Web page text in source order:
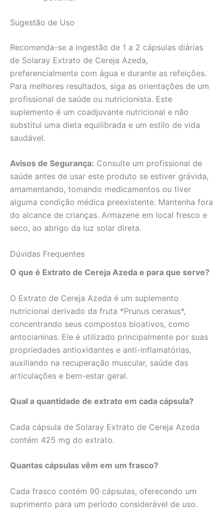
Sugestão de Uso
Recomenda-se a ingestão de 1 a 2 cápsulas diárias
de Solaray Extrato de Cereja Azeda,
preferencialmente com água e durante as refeições.
Para melhores resultados, siga as orientações de um
profissional de saúde ou nutricionista. Este
suplemento é um coadjuvante nutricional e não
substitui uma dieta equilibrada e um estilo de vida
saudável.
Avisos de Segurança: Consulte um profissional de
saúde antes de usar este produto se estiver grávida,
amamentando, tomando medicamentos ou tiver
alguma condição médica preexistente. Mantenha fora
do alcance de crianças. Armazene em local fresco e
seco, ao abrigo da luz solar direta.
Dúvidas Frequentes
O que é Extrato de Cereja Azeda e para que serve?
O Extrato de Cereja Azeda é um suplemento
nutricional derivado da fruta *Prunus cerasus*,
concentrando seus compostos bioativos, como
antocianinas. Ele é utilizado principalmente por suas
propriedades antioxidantes e anti-inflamatórias,
auxiliando na recuperação muscular, saúde das
articulações e bem-estar geral.
Qual a quantidade de extrato em cada cápsula?
Cada cápsula de Solaray Extrato de Cereja Azeda
contém 425 mg do extrato.
Quantas cápsulas vêm em um frasco?
Cada frasco contém 90 cápsulas, oferecendo um
suprimento para um período considerável de uso.